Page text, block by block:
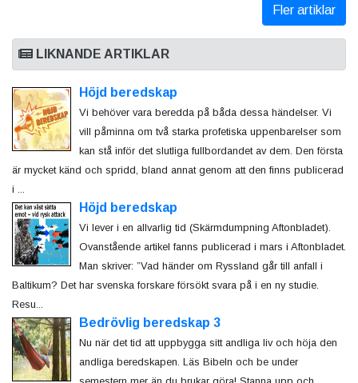
Fler artiklar
LIKNANDE ARTIKLAR
Höjd beredskap
Vi behöver vara beredda på båda dessa händelser. Vi
vill påminna om två starka profetiska uppenbarelser som
kan stå inför det slutliga fullbordandet av dem. Den första
är mycket känd och spridd, bland annat genom att den finns publicerad
i ...
Höjd beredskap
Vi lever i en allvarlig tid (Skärmdumpning Aftonbladet).
Ovanstående artikel fanns publicerad i mars i Aftonbladet.
Man skriver: ”Vad händer om Ryssland går till anfall i
Baltikum? Det har svenska forskare försökt svara på i en ny studie.
Resu...
Bedrövlig beredskap 3
Nu när det tid att uppbygga sitt andliga liv och höja den
andliga beredskapen. Läs Bibeln och be under